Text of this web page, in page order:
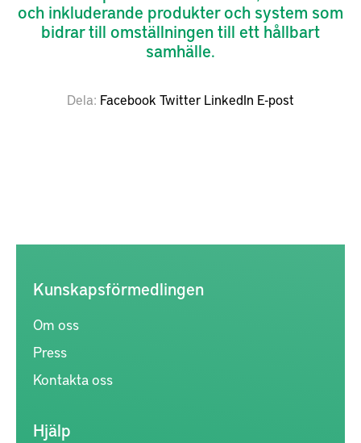
och inkluderande produkter och system som
bidrar till omställningen till ett hållbart
samhälle.
Dela Facebook Twitter LinkedIn E-post
Kunskapsförmedlingen
Om oss
Press
Kontakta oss
Hjälp